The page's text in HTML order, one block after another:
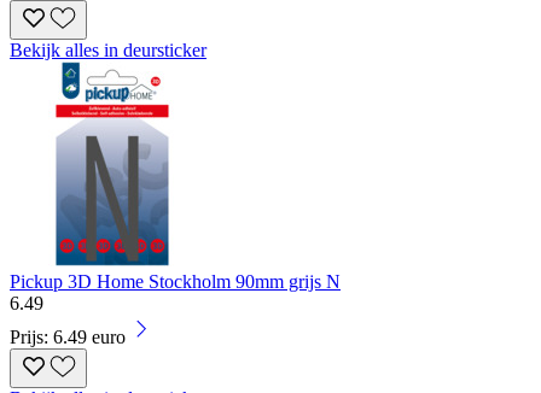
Bekijk alles in deursticker
Pickup 3D Home Stockholm 90mm grijs N
6.49
Prijs: 6.49 euro